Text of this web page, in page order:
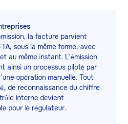
la facture parvient
sous la même forme, avec
au même instant. L’émission
ainsi un processus piloté par
opération manuelle. Tout
de reconnaissance du chiffre
interne devient
pour le régulateur.